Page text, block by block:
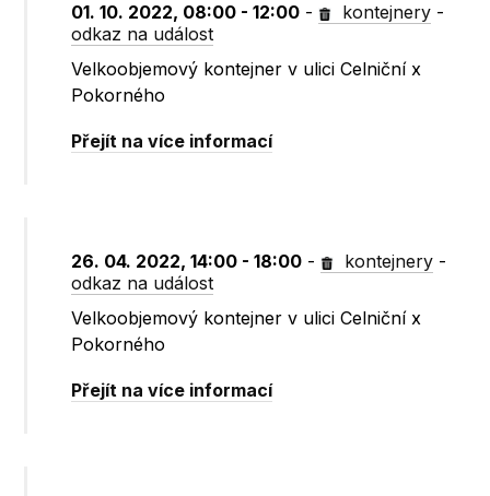
01. 10. 2022, 08:00 - 12:00 - kontejnery -
odkaz na událost
Velkoobjemový kontejner v ulici Celniční x
Pokorného
Přejít na více informací
26. 04. 2022, 14:00 - 18:00 - kontejnery -
odkaz na událost
Velkoobjemový kontejner v ulici Celniční x
Pokorného
Přejít na více informací